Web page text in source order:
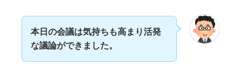
本日の会議は気持ちも高まり活発
な議論ができました。